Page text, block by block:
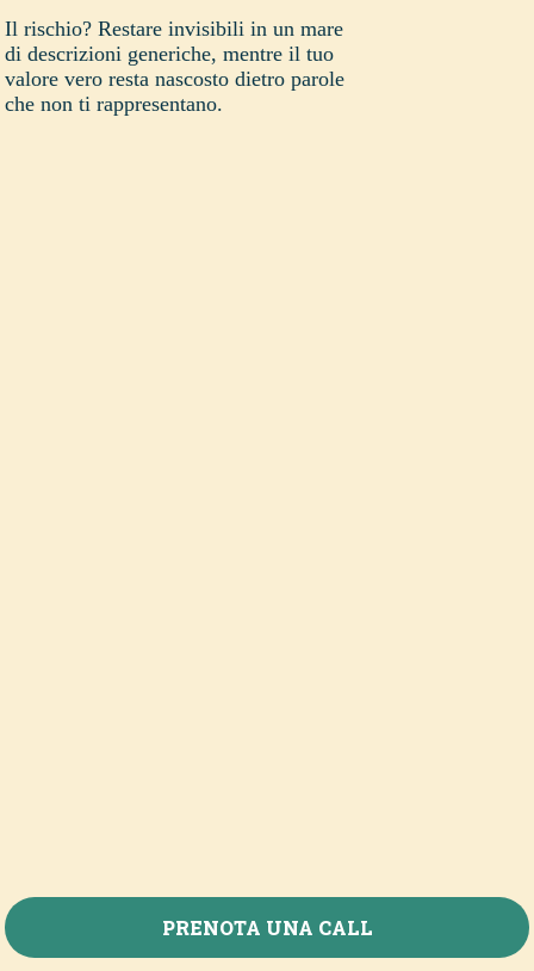
Il rischio? Restare invisibili in un mare
di descrizioni generiche, mentre il tuo
valore vero resta nascosto dietro parole
che non ti rappresentano.
PRENOTA UNA CALL